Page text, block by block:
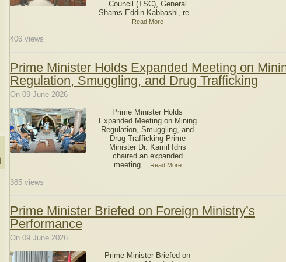
Council (TSC), General
Shams-Eddin Kabbashi, re...
Read More
406 views
Prime Minister Holds Expanded Meeting on
Regulation, Smuggling, and Drug Trafficking
On 09 June 2026
Prime Minister Holds
Expanded Meeting on Mining
Regulation, Smuggling, and
Drug Trafficking Prime
Minister Dr. Kamil Idris
chaired an expanded
meeting... Read More
385 views
Prime Minister Briefed on Foreign Ministry’s
Performance
On 09 June 2026
Prime Minister Briefed on